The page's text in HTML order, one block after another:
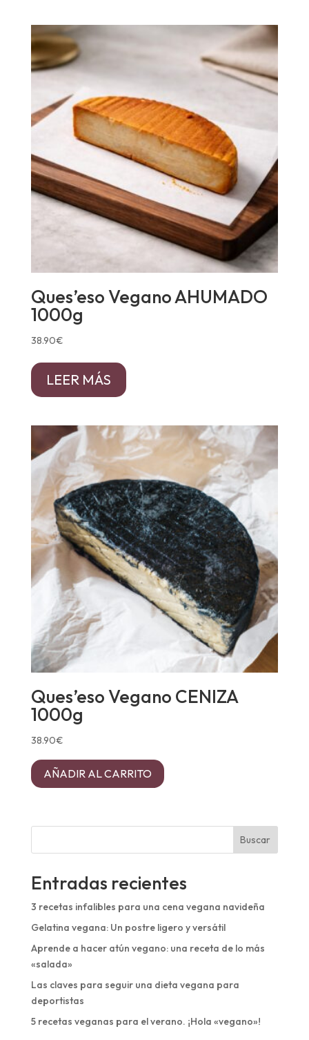
Ques’eso Vegano AHUMADO
1000g
38.90€
LEER MÁS
Ques’eso Vegano CENIZA
1000g
38.90€
AÑADIR AL CARRITO
Buscar
Entradas recientes
3 recetas infalibles para una cena vegana navideña
Gelatina vegana: Un postre ligero y versátil
Aprende a hacer atún vegano: una receta de lo más
«salada»
Las claves para seguir una dieta vegana para
deportistas
5 recetas veganas para el verano. ¡Hola «vegano»!